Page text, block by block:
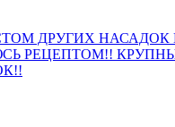
ДРУГИХ НАСАДОК
РЕЦЕПТОМ!!